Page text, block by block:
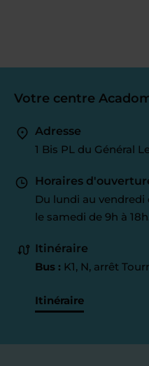
Votre centre
Adresse
1 Bis PL du Général
Horaires
Du lundi au vendredi
le samedi de 9h à 18h.
Itinéraire
Bus : K1, N, arrêt
Itinéraire